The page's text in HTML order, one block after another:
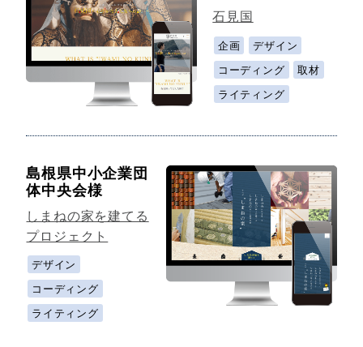
石見国
企画
デザイン
コーディング
取材
ライティング
島根県中小企業団
体中央会様
しまねの家を建てる
プロジェクト
デザイン
コーディング
ライティング